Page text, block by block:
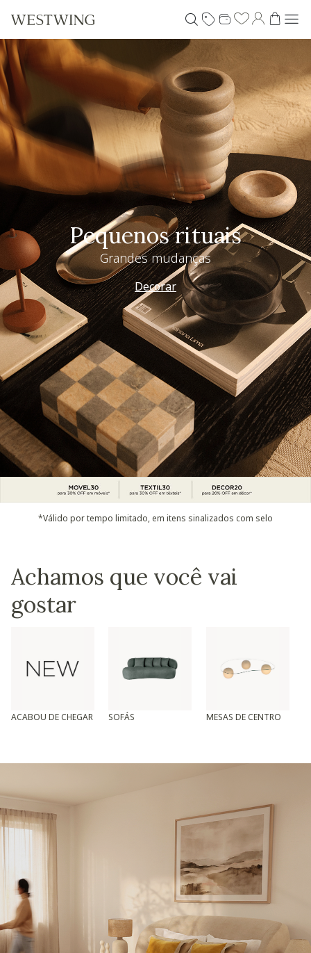
Pequenos rituais
Grandes mudanças
Decorar
*Válido por tempo limitado, em itens sinalizados com selo
Achamos que você vai
gostar
ACABOU DE CHEGAR SOFÁS MESAS DE CENTRO